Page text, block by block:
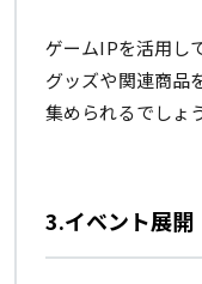
ゲームIPを活用し
グッズや関連商品
集められるでしょう
3.イベント展開